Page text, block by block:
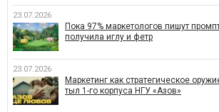
23.07.2026
Пока 97% маркетологов пишут
получила иглу и фетр
23.07.2026
Маркетинг как стратегическое
тыл 1-го корпуса НГУ «Азов»